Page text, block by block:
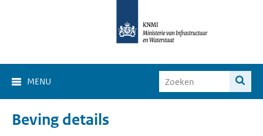
MENU
Beving details